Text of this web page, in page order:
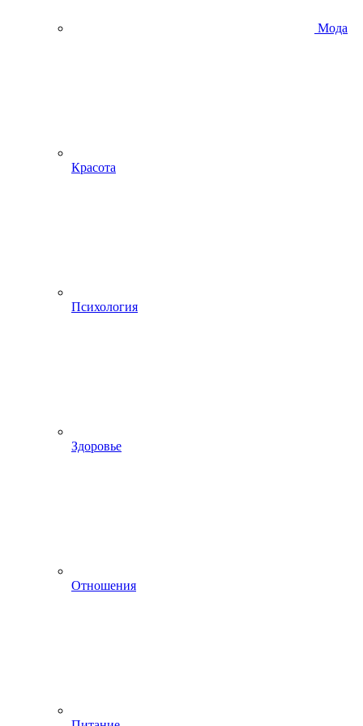
Мода
Красота
Психология
Здоровье
Отношения